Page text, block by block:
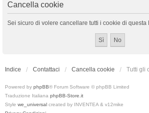
Cancella cookie
Sei sicuro di volere cancellare tutti i cookie di questa
Indice Contattaci Cancella cookie Tutti gli
Powered by phpBB® Forum Software © phpBB Limited
Traduzione Italiana phpBB-Store.it
Style we_universal created by INVENTEA & v12mike